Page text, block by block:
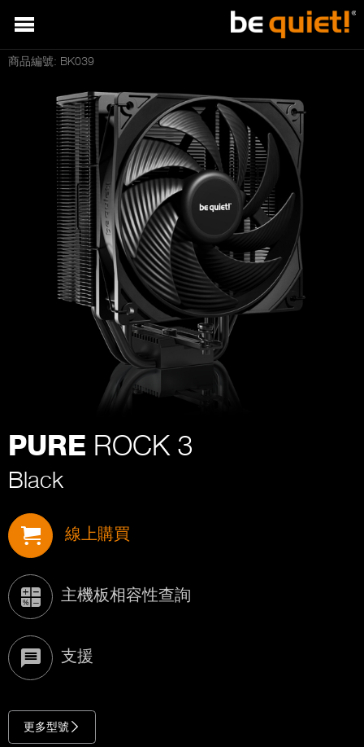
商品編號: BK039
PURE ROCK 3
Black
線上購買
主機板相容性查詢
支援
更多型號